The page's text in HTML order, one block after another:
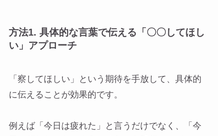
方法1. 具体的な言葉で伝える「〇〇してほし
い」アプローチ
「察してほしい」という期待を手放して、具体的
に伝えることが効果的です。
例えば「今日は疲れた」と言うだけでなく、「今